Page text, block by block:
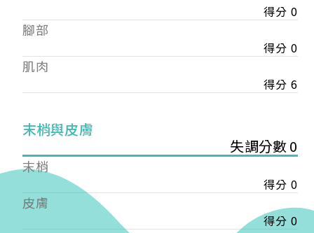
得分 0
腳部
得分 0
肌肉
得分 6
末梢與皮膚
失調分數 0
末梢
得分 0
皮膚
得分 0
【會費】
入會費新臺幣1200元，於會員入會時繳納；常年會
費1200元，於每年度繳納。
入會費新臺幣3000元，於會員入會時繳納；常年會
費3000元，於每年度繳納。
戶名: 社團法人台灣自律神經健康培訓暨發展協會
帳號: 003-03-501566-2
銀行: (013) 國泰世華 南京東路分行